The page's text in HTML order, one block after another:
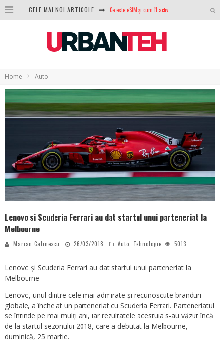
CELE MAI NOI ARTICOLE
Analiza producției fotovoltaice în România – cât produce un sistem solar pe timp de iarnă?
NVIDIA avertizează: memoria RAM și SSD-urile ar putea deveni și mai scumpe în perioada următoare
Home Auto
Lenovo si Scuderia Ferrari au dat startul unui parteneriat la
Melbourne
Marian Calinescu 26/03/2018 Auto, Tehnologie 5013
Lenovo și Scuderia Ferrari au dat startul unui parteneriat la
Melbourne
Lenovo, unul dintre cele mai admirate și recunoscute branduri
globale, a încheiat un parteneriat cu Scuderia Ferrari. Parteneriatul
se întinde pe mai mulți ani, iar rezultatele acestuia s-au văzut încă
de la startul sezonului 2018, care a debutat la Melbourne,
duminică, 25 martie.